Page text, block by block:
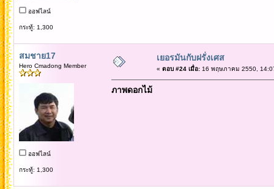
ออฟไลน์
กระทู้: 1,300
สมชาย17
Hero Cmadong Member
ออฟไลน์
กระทู้: 1,300
เยอรมันกับฝรั่งเศส
« ตอบ #24 เมื่อ:16 พฤษภาคม 2550,
ภาพดอกไม้